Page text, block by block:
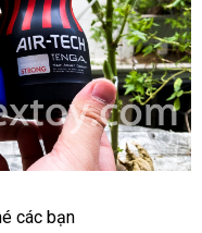
mua
các bạn